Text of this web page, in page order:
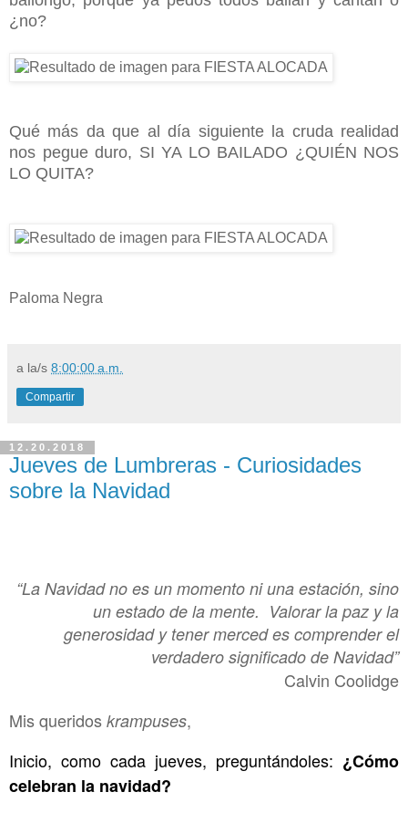
¿no?
Qué más da que al día siguiente la cruda realidad
nos pegue duro, SI YA LO BAILADO ¿QUIÉN NOS
LO QUITA?
Paloma Negra
a la/s 8:00:00 a.m.
Compartir
12.20.2018
Jueves de Lumbreras - Curiosidades
sobre la Navidad
“La Navidad no es un momento ni una estación, sino
un estado de la mente. Valorar la paz y la
generosidad y tener merced es comprender el
verdadero significado de Navidad”
Calvin Coolidge
Mis queridos krampuses,
Inicio, como cada jueves, preguntándoles: ¿Cómo
celebran la navidad?